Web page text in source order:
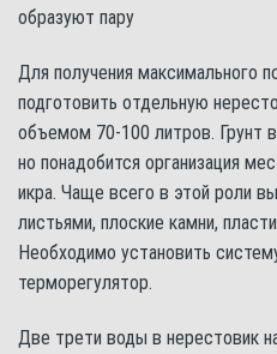
образуют пару
Для получения максимального
подготовить отдельную
объемом 70-100 литров. Грунт
но понадобится организация
икра. Чаще всего в этой роли
листьями, плоские камни,
Необходимо установить
терморегулятор.
Две трети воды в нерестовик